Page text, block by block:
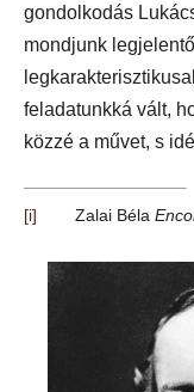
gondolkodás
mondjunk
feladatunkká vált,
közzé a művet, s
[i] Zalai Béla